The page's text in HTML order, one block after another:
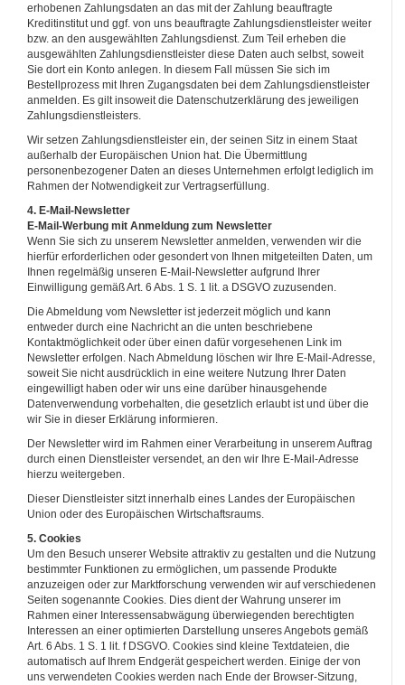
erhobenen Zahlungsdaten an das mit der Zahlung beauftragte
Kreditinstitut und ggf. von uns beauftragte Zahlungsdienstleister weiter
bzw. an den ausgewählten Zahlungsdienst. Zum Teil erheben die
ausgewählten Zahlungsdienstleister diese Daten auch selbst, soweit
Sie dort ein Konto anlegen. In diesem Fall müssen Sie sich im
Bestellprozess mit Ihren Zugangsdaten bei dem Zahlungsdienstleister
anmelden. Es gilt insoweit die Datenschutzerklärung des jeweiligen
Zahlungsdienstleisters.
Wir setzen Zahlungsdienstleister ein, der seinen Sitz in einem Staat
außerhalb der Europäischen Union hat. Die Übermittlung
personenbezogener Daten an dieses Unternehmen erfolgt lediglich im
Rahmen der Notwendigkeit zur Vertragserfüllung.
4. E-Mail-Newsletter
E-Mail-Werbung mit Anmeldung zum Newsletter
Wenn Sie sich zu unserem Newsletter anmelden, verwenden wir die
hierfür erforderlichen oder gesondert von Ihnen mitgeteilten Daten, um
Ihnen regelmäßig unseren E-Mail-Newsletter aufgrund Ihrer
Einwilligung gemäß Art. 6 Abs. 1 S. 1 lit. a DSGVO zuzusenden.
Die Abmeldung vom Newsletter ist jederzeit möglich und kann
entweder durch eine Nachricht an die unten beschriebene
Kontaktmöglichkeit oder über einen dafür vorgesehenen Link im
Newsletter erfolgen. Nach Abmeldung löschen wir Ihre E-Mail-Adresse,
soweit Sie nicht ausdrücklich in eine weitere Nutzung Ihrer Daten
eingewilligt haben oder wir uns eine darüber hinausgehende
Datenverwendung vorbehalten, die gesetzlich erlaubt ist und über die
wir Sie in dieser Erklärung informieren.
Der Newsletter wird im Rahmen einer Verarbeitung in unserem Auftrag
durch einen Dienstleister versendet, an den wir Ihre E-Mail-Adresse
hierzu weitergeben.
Dieser Dienstleister sitzt innerhalb eines Landes der Europäischen
Union oder des Europäischen Wirtschaftsraums.
5. Cookies
Um den Besuch unserer Website attraktiv zu gestalten und die Nutzung
bestimmter Funktionen zu ermöglichen, um passende Produkte
anzuzeigen oder zur Marktforschung verwenden wir auf verschiedenen
Seiten sogenannte Cookies. Dies dient der Wahrung unserer im
Rahmen einer Interessensabwägung überwiegenden berechtigten
Interessen an einer optimierten Darstellung unseres Angebots gemäß
Art. 6 Abs. 1 S. 1 lit. f DSGVO. Cookies sind kleine Textdateien, die
automatisch auf Ihrem Endgerät gespeichert werden. Einige der von
uns verwendeten Cookies werden nach Ende der Browser-Sitzung,